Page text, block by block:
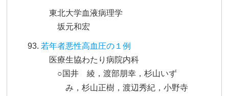
東北大学血液病理学
坂元和宏
若年者悪性高血圧の１例
医療生協わたり病院内科
○国井 綾，渡部朋幸，杉山いず
み，杉山正樹，渡辺秀紀，小野寺